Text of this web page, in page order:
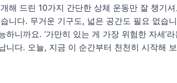
해 드린 10가지 간단한 상체 운동만 잘 챙기
니다. 무거운 기구도, 넓은 공간도 필요 없습
하니까요. ‘가만히 있는 게 가장 위험한 자세’
니다. 오늘, 지금 이 순간부터 천천히 시작해